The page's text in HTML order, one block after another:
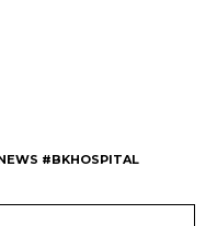
#BKHOSPITAL